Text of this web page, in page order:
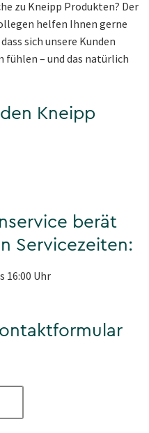
zu Kneipp Produkten? Der
helfen Ihnen gerne
sich unsere Kunden
– und das natürlich
Kneipp
berät
Servicezeiten:
16:00 Uhr